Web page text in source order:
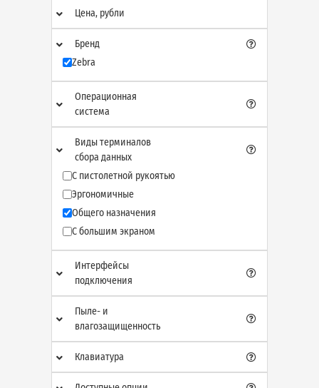
Цена, рубли
Бренд
Zebra
Операционная
система
Виды терминалов
сбора данных
С пистолетной рукоятью
Эргономичные
Общего назначения
С большим экраном
Интерфейсы
подключения
Пыле- и
влагозащищенность
Клавиатура